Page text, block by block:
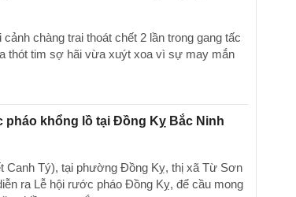
chàng trai thoát chết 2 lần trong gang tấc
thót tim sợ hãi vừa xuýt xoa vì sự may mắn
khổng lồ tại Đồng Kỵ Bắc Ninh
Canh Tý), tại phường Đồng Kỵ, thị xã Từ Sơn
ra Lễ hội rước pháo Đồng Kỵ, để cầu mong